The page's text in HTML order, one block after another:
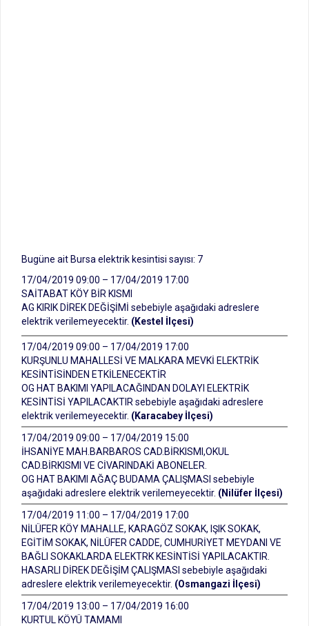
Bugüne ait Bursa elektrik kesintisi sayısı: 7
17/04/2019 09:00 – 17/04/2019 17:00
SAİTABAT KÖY BİR KISMI
AG KIRIK DİREK DEĞİŞİMİ sebebiyle aşağıdaki adreslere
elektrik verilemeyecektir. (Kestel İlçesi)
17/04/2019 09:00 – 17/04/2019 17:00
KURŞUNLU MAHALLESİ VE MALKARA MEVKİ ELEKTRİK
KESİNTİSİNDEN ETKİLENECEKTİR
OG HAT BAKIMI YAPILACAĞINDAN DOLAYI ELEKTRİK
KESİNTİSİ YAPILACAKTIR sebebiyle aşağıdaki adreslere
elektrik verilemeyecektir. (Karacabey İlçesi)
17/04/2019 09:00 – 17/04/2019 15:00
İHSANİYE MAH.BARBAROS CAD.BİRKISMI,OKUL
CAD.BİRKISMI VE CİVARINDAKİ ABONELER.
OG HAT BAKIMI AĞAÇ BUDAMA ÇALIŞMASI sebebiyle
aşağıdaki adreslere elektrik verilemeyecektir. (Nilüfer İlçesi)
17/04/2019 11:00 – 17/04/2019 17:00
NİLÜFER KÖY MAHALLE, KARAGÖZ SOKAK, IŞIK SOKAK,
EGİTİM SOKAK, NİLÜFER CADDE, CUMHURİYET MEYDANI VE
BAĞLI SOKAKLARDA ELEKTRK KESİNTİSİ YAPILACAKTIR.
HASARLI DİREK DEĞİŞİM ÇALIŞMASI sebebiyle aşağıdaki
adreslere elektrik verilemeyecektir. (Osmangazi İlçesi)
17/04/2019 13:00 – 17/04/2019 16:00
KURTUL KÖYÜ TAMAMI